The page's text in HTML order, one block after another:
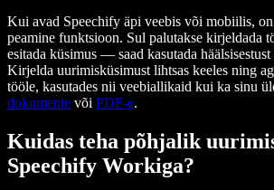
Kui avad Speechify äpi veebis või mobiilis, on
peamine funktsioon. Sul palutakse kirjeldada
esitada küsimus — saad kasutada
Kirjelda uurimisküsimust lihtsas keeles ning
tööle, kasutades nii veebiallikaid kui ka sinu
dokumente või PDF-e.
Kuidas teha põhjalik
Speechify Workiga?